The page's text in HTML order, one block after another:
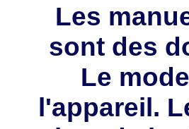
Les
sont des
Le
l'appareil.